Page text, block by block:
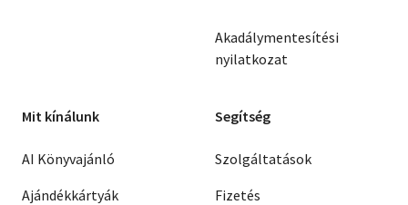
Akadálymentesítési
nyilatkozat
Mit kínálunk
AI Könyvajánló
Ajándékkártyák
Segítség
Szolgáltatások
Fizetés